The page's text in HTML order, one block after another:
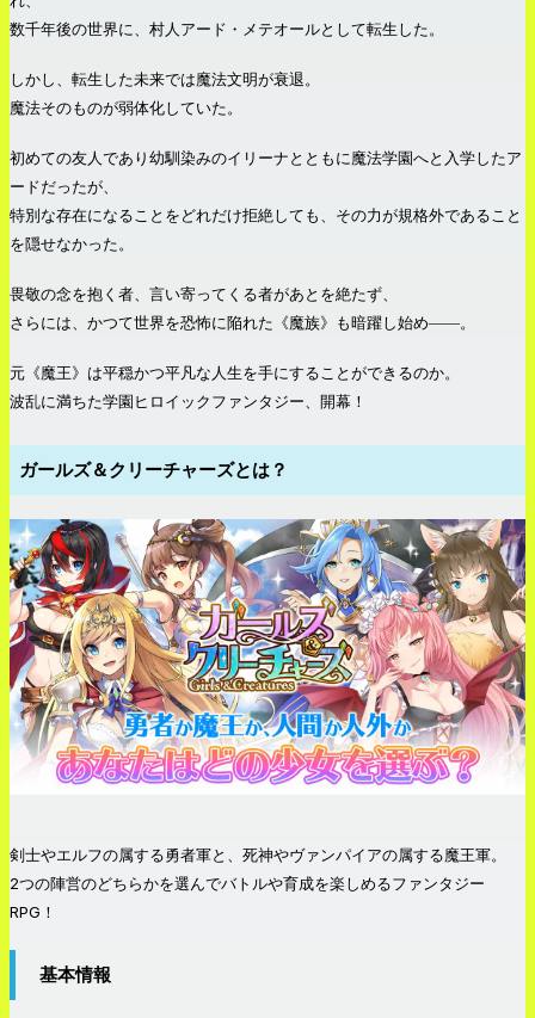
数千年後の世界に、村人アード・メテオールとして転生した。
しかし、転生した未来では魔法文明が衰退。
魔法そのものが弱体化していた。
初めての友人であり幼馴染みのイリーナとともに魔法学園へと入学したア
ードだったが、
特別な存在になることをどれだけ拒絶しても、その力が規格外であること
を隠せなかった。
畏敬の念を抱く者、言い寄ってくる者があとを絶たず、
さらには、かつて世界を恐怖に陥れた《魔族》も暗躍し始め――。
元《魔王》は平穏かつ平凡な人生を手にすることができるのか。
波乱に満ちた学園ヒロイックファンタジー、開幕！
ガールズ＆クリーチャーズとは？
剣士やエルフの属する勇者軍と、死神やヴァンパイアの属する魔王軍。
2つの陣営のどちらかを選んでバトルや育成を楽しめるファンタジー
RPG！
基本情報